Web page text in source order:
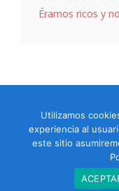
Éramos ricos y
Política de
Utilizamos
experiencia al
este sitio